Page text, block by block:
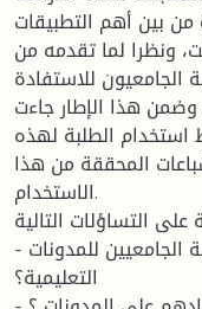
من بين أهم التطبيقات
ونظرا لما تقدمه من
الجامعيون للاستفادة
هذا الإطار جاءت
استخدام الطلبة لهذه
المحققة من هذا
الاستخدام.
على التساؤلات التالية:
- ما هي عادات وأنماط استخدام الطلبة الجامعيين للمدونات
التعليمية؟